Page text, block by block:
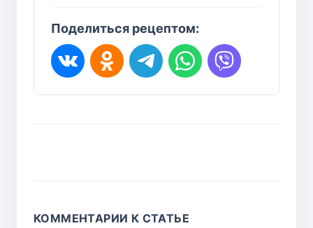
Поделиться рецептом:
КОММЕНТАРИИ К СТАТЬЕ